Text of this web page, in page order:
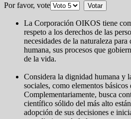
Por favor, vote
La Corporación OIKOS tiene
respeto a los derechos de las
necesidades de la naturaleza
humana, sus procesos que
de la vida.
Considera la dignidad humana y
sociales, como elementos
Complementariamente, busca
científico sólido del más alto
adopción de sus decisiones e